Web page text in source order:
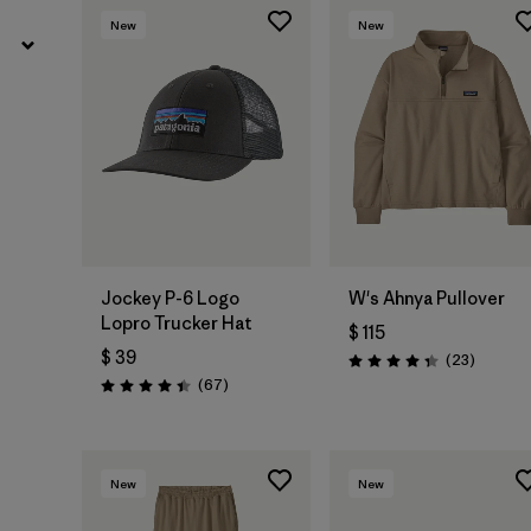
New
Jockey P-6 Logo
Lopro Trucker Hat
$ 39
Valoración: 4.4 / 5
(67Comentarios
)
New
W's Ahnya Pullover
$ 115
Valoración: 4.3 / 5
(23)
New New